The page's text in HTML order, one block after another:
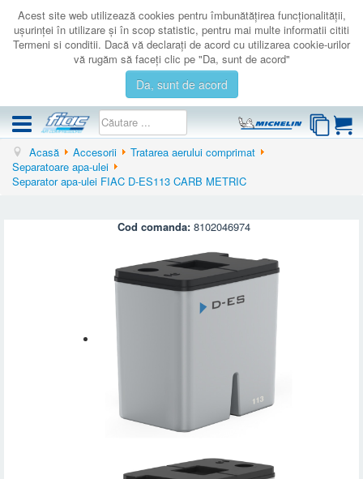
Acest site web utilizează cookies pentru îmbunătăţirea funcţionalităţii,
uşurinţei în utilizare şi în scop statistic, pentru mai multe informatii cititi
Termeni si conditii. Dacă vă declaraţi de acord cu utilizarea cookie-urilor
vă rugăm să faceţi clic pe "Da, sunt de acord"
Da, sunt de acord
COMPRESOARE
ACCESORII
AUTENTIFICARE
Acasă Accesorii
Tratarea aerului comprimat
Separatoare apa-ulei
Separator apa-ulei FIAC D-ES113 CARB METRIC
Cod comanda: 8102046974